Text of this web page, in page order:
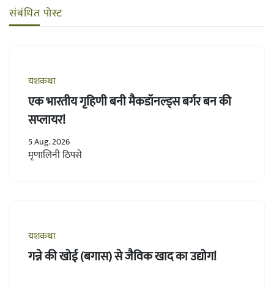
संबंधित पोस्ट
यशकथा
एक भारतीय गृहिणी बनी मैकडॉनल्ड्स बर्गर बन की
सप्लायर!
5 Aug. 2026
मृणालिनी ठिपसे
यशकथा
गन्ने की खोई (बगास) से जैविक खाद का उद्योग!